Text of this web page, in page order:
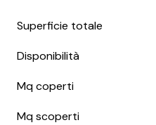
Superficie totale
Disponibilità
Mq coperti
Mq scoperti